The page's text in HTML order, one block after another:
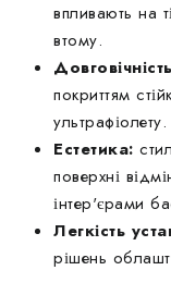
впливають на
втому.
покриттям
ультрафіолету.
Естетика:
поверхні
інтер'єрами
Легкість
рішень